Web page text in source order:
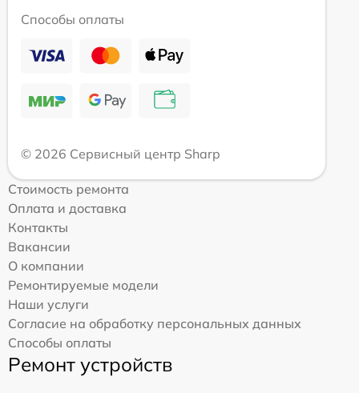
Способы оплаты
© 2026 Сервисный центр Sharp
Стоимость ремонта
Оплата и доставка
Контакты
Вакансии
О компании
Ремонтируемые модели
Наши услуги
Согласие на обработку персональных данных
Способы оплаты
Ремонт устройств